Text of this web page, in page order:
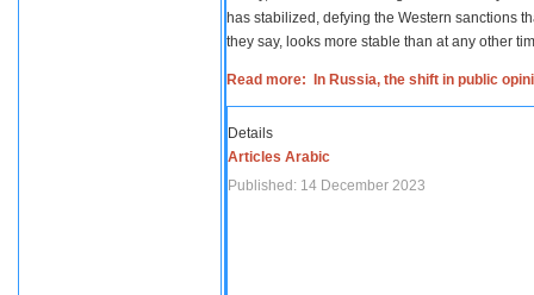
has stabilized, defying the Western sanctions
they say, looks more stable than at any other
Read more: In Russia, the shift in public
Details
Articles Arabic
Published: 14 December 2023